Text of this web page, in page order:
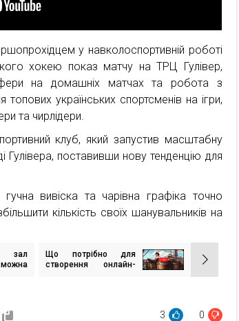
у навколоспортивній роботі
хокею показ матчу на ТРЦ Гулівер,
на домашніх матчах та робота з
українських спортсменів на ігри,
та чирлідери.
клуб, який запустив масштабну
Гулівера, поставивши нову тенденцію для
гучна вивіска та чарівна графіка точно
кількість своїх шанувальників на
зал
Що потрібно для
створення онлайн-
3 0